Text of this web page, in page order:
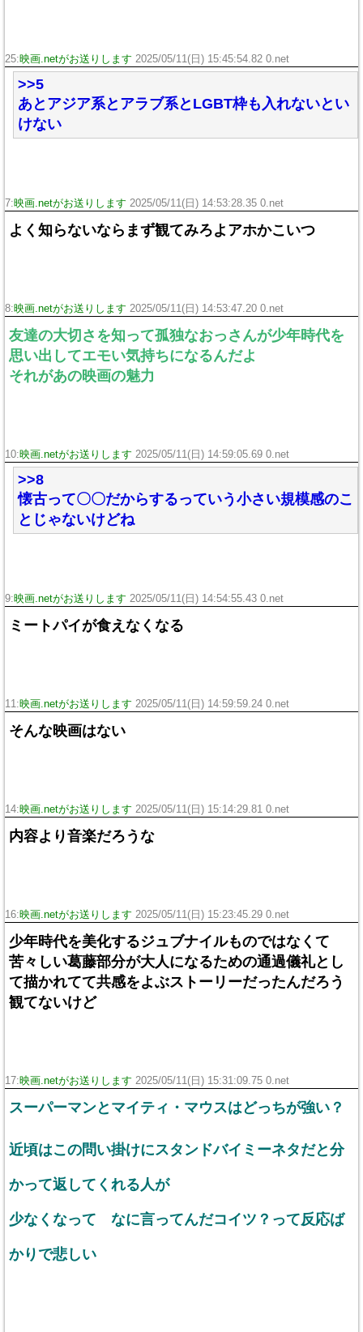
25:映画.netがお送りします 2025/05/11(日) 15:45:54.82 0.net
>>5
あとアジア系とアラブ系とLGBT枠も入れないとい
けない
7:映画.netがお送りします 2025/05/11(日) 14:53:28.35 0.net
よく知らないならまず観てみろよアホかこいつ
8:映画.netがお送りします 2025/05/11(日) 14:53:47.20 0.net
友達の大切さを知って孤独なおっさんが少年時代を
思い出してエモい気持ちになるんだよ
それがあの映画の魅力
10:映画.netがお送りします 2025/05/11(日) 14:59:05.69 0.net
>>8
懐古って〇〇だからするっていう小さい規模感のこ
とじゃないけどね
9:映画.netがお送りします 2025/05/11(日) 14:54:55.43 0.net
ミートパイが食えなくなる
11:映画.netがお送りします 2025/05/11(日) 14:59:59.24 0.net
そんな映画はない
14:映画.netがお送りします 2025/05/11(日) 15:14:29.81 0.net
内容より音楽だろうな
16:映画.netがお送りします 2025/05/11(日) 15:23:45.29 0.net
少年時代を美化するジュブナイルものではなくて
苦々しい葛藤部分が大人になるための通過儀礼とし
て描かれてて共感をよぶストーリーだったんだろう
観てないけど
17:映画.netがお送りします 2025/05/11(日) 15:31:09.75 0.net
スーパーマンとマイティ・マウスはどっちが強い？
近頃はこの問い掛けにスタンドバイミーネタだと分
かって返してくれる人が
少なくなって なに言ってんだコイツ？って反応ば
かりで悲しい